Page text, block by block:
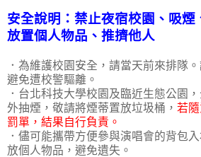
安全說明：禁止夜宿校園、吸煙
放置個人物品、推擠他人
．為維護校園安全，請當天前來排隊
避免遭校警驅離。
．台北科技大學校園及臨近生態公園
外抽煙，敬請將煙蒂置放垃圾桶， 若
罰單，結果自行負責。
．儘可能攜帶方便參與演唱會的背包
放個人物品，避免遺失。